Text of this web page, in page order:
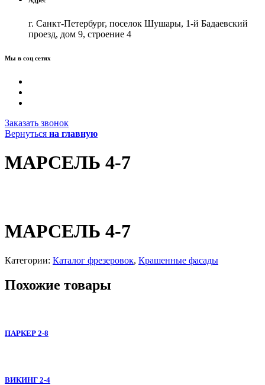
г. Санкт-Петербург, поселок Шушары, 1-й Бадаевский
проезд, дом 9, строение 4
Мы в соц сетях
Заказать звонок
Вернуться на главную
МАРСЕЛЬ 4-7
МАРСЕЛЬ 4-7
Категории: Каталог фрезеровок, Крашенные фасады
Похожие товары
ПАРКЕР 2-8
ВИКИНГ 2-4